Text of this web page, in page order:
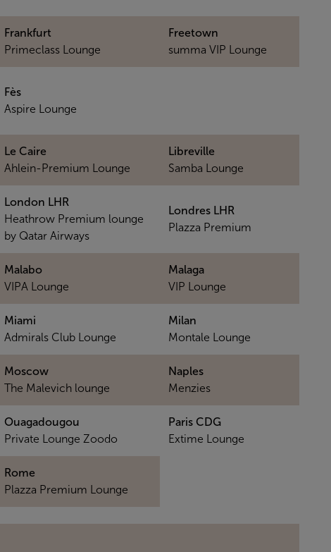
Frankfurt
Primeclass Lounge
Freetown
summa VIP Lounge
Fès
Aspire Lounge
Le Caire
Ahlein-Premium Lounge
Libreville
Samba Lounge
London LHR
Heathrow Premium lounge
by Qatar Airways
Londres LHR
Plazza Premium
Malabo
VIPA Lounge
Malaga
VIP Lounge
Miami
Admirals Club Lounge
Milan
Montale Lounge
Moscow
The Malevich lounge
Naples
Menzies
Ouagadougou
Private Lounge Zoodo
Paris CDG
Extime Lounge
Rome
Plazza Premium Lounge